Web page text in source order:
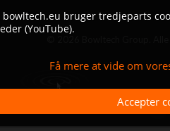
bowltech.eu bruger tredjeparts
(YouTube).
Få mere at vide om
Accepter